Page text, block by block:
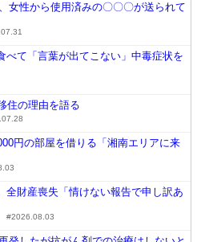
女性から使用済みの〇〇〇が送られて
べて「言葉が出てこない」中毒症状を
住の理由を語る
円の部屋を借りる「湘南エリアに来
全財産喪失「情けない報告で申し訳あ
2026.08.03